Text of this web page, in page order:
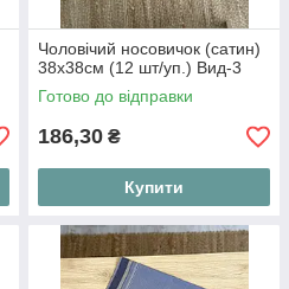
Чоловічий носовичок (сатин)
38х38см (12 шт/уп.) Вид-3
Готово до відправки
186,30 ₴
Купити